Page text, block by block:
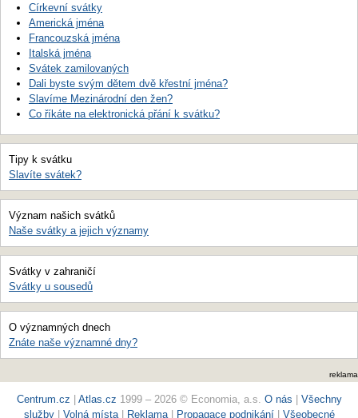
Církevní svátky
Americká jména
Francouzská jména
Italská jména
Svátek zamilovaných
Dali byste svým dětem dvě křestní jména?
Slavíme Mezinárodní den žen?
Co říkáte na elektronická přání k svátku?
Tipy k svátku
Slavíte svátek?
Význam našich svátků
Naše svátky a jejich významy
Svátky v zahraničí
Svátky u sousedů
O významných dnech
Znáte naše významné dny?
reklama
Centrum.cz Atlas.cz 1999 – 2026 © Economia, a.s. O nás
Všechny
služby
Volná místa| Reklama Propagace podnikání| Všeobecné